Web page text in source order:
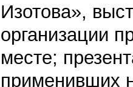
Изотова»,
организации
месте;
применивших